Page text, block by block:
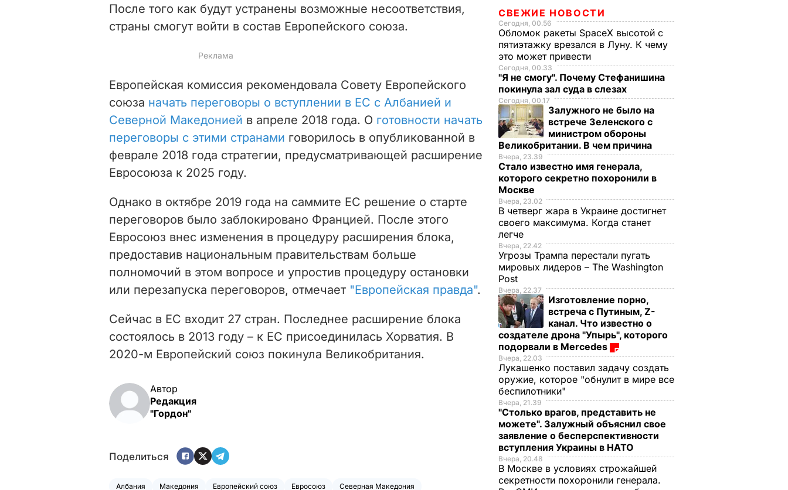
После того как будут устранены возможные несоответствия,
страны смогут войти в состав Европейского союза.
Европейская комиссия рекомендовала Совету Европейского
союза начать переговоры о вступлении в ЕС с Албанией и
Северной Македонией в апреле 2018 года. О готовности начать
переговоры с этими странами говорилось в опубликованной в
феврале 2018 года стратегии, предусматривающей расширение
Евросоюза к 2025 году.
Однако в октябре 2019 года на саммите ЕС решение о старте
переговоров было заблокировано Францией. После этого
Евросоюз внес изменения в процедуру расширения блока,
предоставив национальным правительствам больше
полномочий в этом вопросе и упростив процедуру остановки
или перезапуска переговоров, отмечает "Европейская правда".
Сейчас в ЕС входит 27 стран. Последнее расширение блока
состоялось в 2013 году – к ЕС присоединилась Хорватия. В
2020-м Европейский союз покинула Великобритания.
Автор
Редакция
"Гордон"
Поделиться
Албания Македония Европейский союз Евросоюз Северная Македония
СВЕЖИЕ НОВОСТИ
Сегодня, 00.56
Обломок ракеты SpaceX высотой с
пятиэтажку врезался в Луну. К чему
это может привести
Сегодня, 00.33
"Я не смогу". Почему Стефанишина
покинула зал суда в слезах
Сегодня, 00.17
Залужного не было на
встрече Зеленского с
министром обороны
Великобритании. В чем причина
Вчера, 23.39
Стало известно имя генерала,
которого секретно похоронили в
Москве
Вчера, 23.02
В четверг жара в Украине достигнет
своего максимума. Когда станет
легче
Вчера, 22.42
Угрозы Трампа перестали пугать
мировых лидеров – The Washington
Post
Вчера, 22.37
Изготовление порно,
встреча с Путиным, Z-
канал. Что известно о
создателе дрона "Упырь", которого
подорвали в Mercedes
Вчера, 22.03
Лукашенко поставил задачу создать
оружие, которое "обнулит в мире все
беспилотники"
Вчера, 21.39
"Столько врагов, представить не
можете". Залужный объяснил свое
заявление о бесперспективности
вступления Украины в НАТО
Вчера, 20.48
В Москве в условиях строжайшей
секретности похоронили генерала.